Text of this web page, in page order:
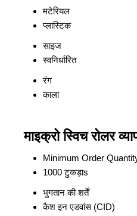
मटेरियल
प्लास्टिक
साइज
स्वनिर्धारित
रंग
काला
माइक्रो स्विच रोलर
Minimum Order
1000 टुकड़ाs
भुगतान की शर्तें
कैश इन एडवांस (CID)